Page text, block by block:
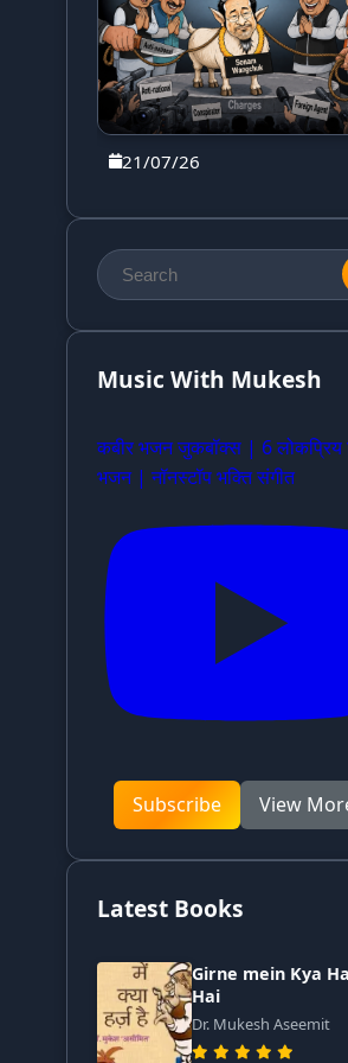
21/07/26
Music With Mukesh
कबीर भजन जुकबॉक्स | 6 लोकप्रिय
भजन | नॉनस्टॉप भक्ति संगीत
Subscribe View
Latest Books
Girne mein Kya
Hai
Dr. Mukesh Aseemit